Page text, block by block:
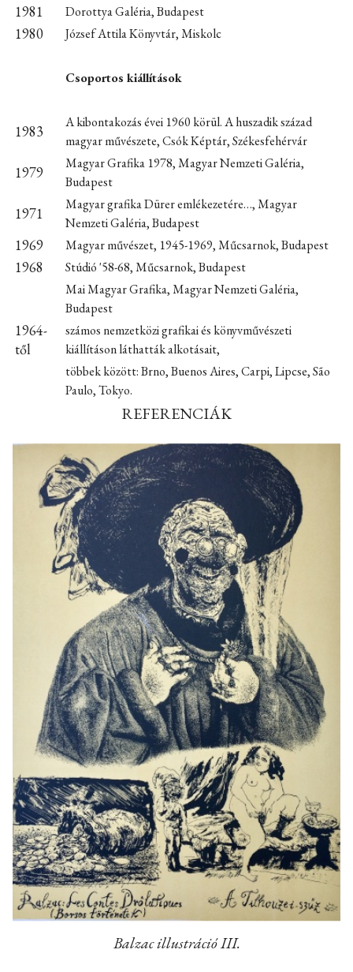
1981 Dorottya Galéria, Budapest
1980 József Attila Könyvtár, Miskolc
Csoportos kiállítások
1983
A kibontakozás évei 1960 körül. A huszadik század
magyar művészete, Csók Képtár, Székesfehérvár
1979
Magyar Grafika 1978, Magyar Nemzeti Galéria,
Budapest
1971
Magyar grafika Dürer emlékezetére…, Magyar
Nemzeti Galéria, Budapest
1969 Magyar művészet, 1945-1969, Műcsarnok, Budapest
1968
Stúdió '58-68, Műcsarnok, Budapest
Mai Magyar Grafika, Magyar Nemzeti Galéria,
Budapest
1964-
től
számos nemzetközi grafikai és könyvművészeti
kiállításon láthatták alkotásait,
többek között: Brno, Buenos Aires, Carpi, Lipcse, São
Paulo, Tokyo.
REFERENCIÁK
Balzac illustráció III.